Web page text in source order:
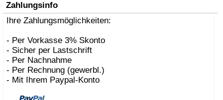
Zahlungsinfo
Ihre Zahlungsmöglichkeiten:
- Per Vorkasse 3% Skonto
- Sicher per Lastschrift
- Per Nachnahme
- Per Rechnung (gewerbl.)
- Mit Ihrem Paypal-Konto